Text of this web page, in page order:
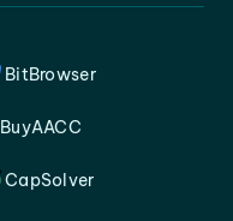
BitBrowser
BuyAACC
CapSolver